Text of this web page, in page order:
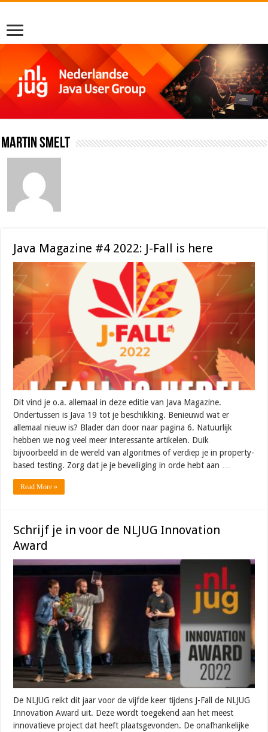
Martin Smelt
Java Magazine #4 2022: J-Fall is here
Dit vind je o.a. allemaal in deze editie van Java Magazine.
Ondertussen is Java 19 tot je beschikking. Benieuwd wat er
allemaal nieuw is? Blader dan door naar pagina 6. Natuurlijk
hebben we nog veel meer interessante artikelen. Duik
bijvoorbeeld in de wereld van algoritmes of verdiep je in property-
based testing. Zorg dat je je beveiliging in orde hebt aan …
Read More »
Schrijf je in voor de NLJUG Innovation
Award
De NLJUG reikt dit jaar voor de vijfde keer tijdens J-Fall de NLJUG
Innovation Award uit. Deze wordt toegekend aan het meest
innovatieve project dat heeft plaatsgevonden. De onafhankelijke